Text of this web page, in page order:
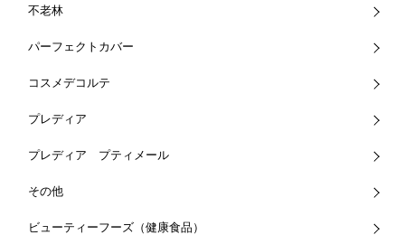
不老林
パーフェクトカバー
コスメデコルテ
プレディア
プレディア プティメール
その他
ビューティーフーズ（健康食品）